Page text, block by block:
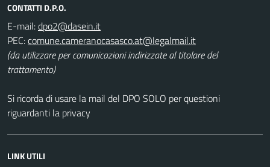
CONTATTI D.P.O.
E-mail:
PEC:
(da utilizzare per comunicazioni indirizzate al titolare del
trattamento)
Si ricorda di usare la mail del DPO SOLO per questioni
riguardanti la privacy
LINK UTILI